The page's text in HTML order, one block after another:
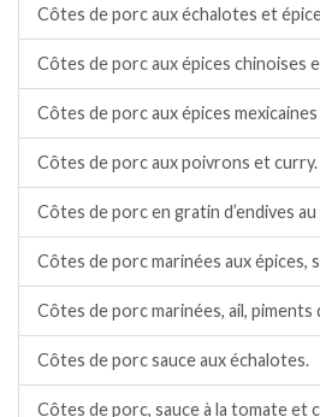
Côtes de porc aux échalotes et
Côtes de porc aux épices chinoises
Côtes de porc aux épices
Côtes de porc aux poivrons et curry.
Côtes de porc en gratin d’endives
Côtes de porc marinées aux épices,
Côtes de porc marinées, ail,
Côtes de porc sauce aux échalotes.
Côtes de porc, sauce à la tomate et